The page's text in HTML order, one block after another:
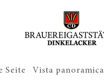
Seite Vista panoramica